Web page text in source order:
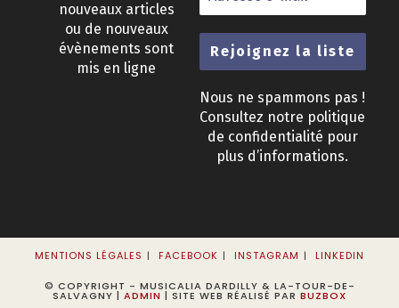
nouveaux articles
ou de nouveaux
évènements sont
mis en ligne
Nous ne spammons pas !
Consultez notre politique
de confidentialité pour
plus d’informations.
MENTIONS LÉGALES FACEBOOK INSTAGRAM LINKEDIN
© COPYRIGHT - MUSICALIA DARDILLY & LA-TOUR-DE-
SALVAGNY | ADMIN | SITE WEB RÉALISÉ PAR BUZBOX